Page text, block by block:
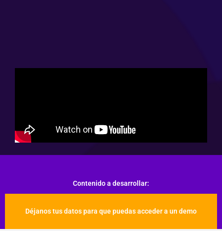
Contenido a desarrollar:
Déjanos tus datos para que puedas acceder a un demo